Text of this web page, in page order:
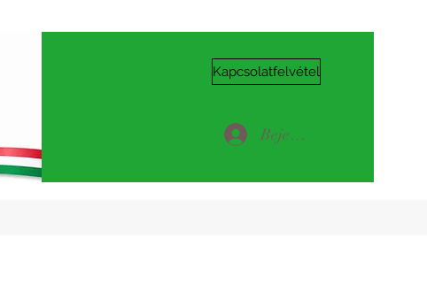
Kapcsolatfelvétel
Bejelentkezés